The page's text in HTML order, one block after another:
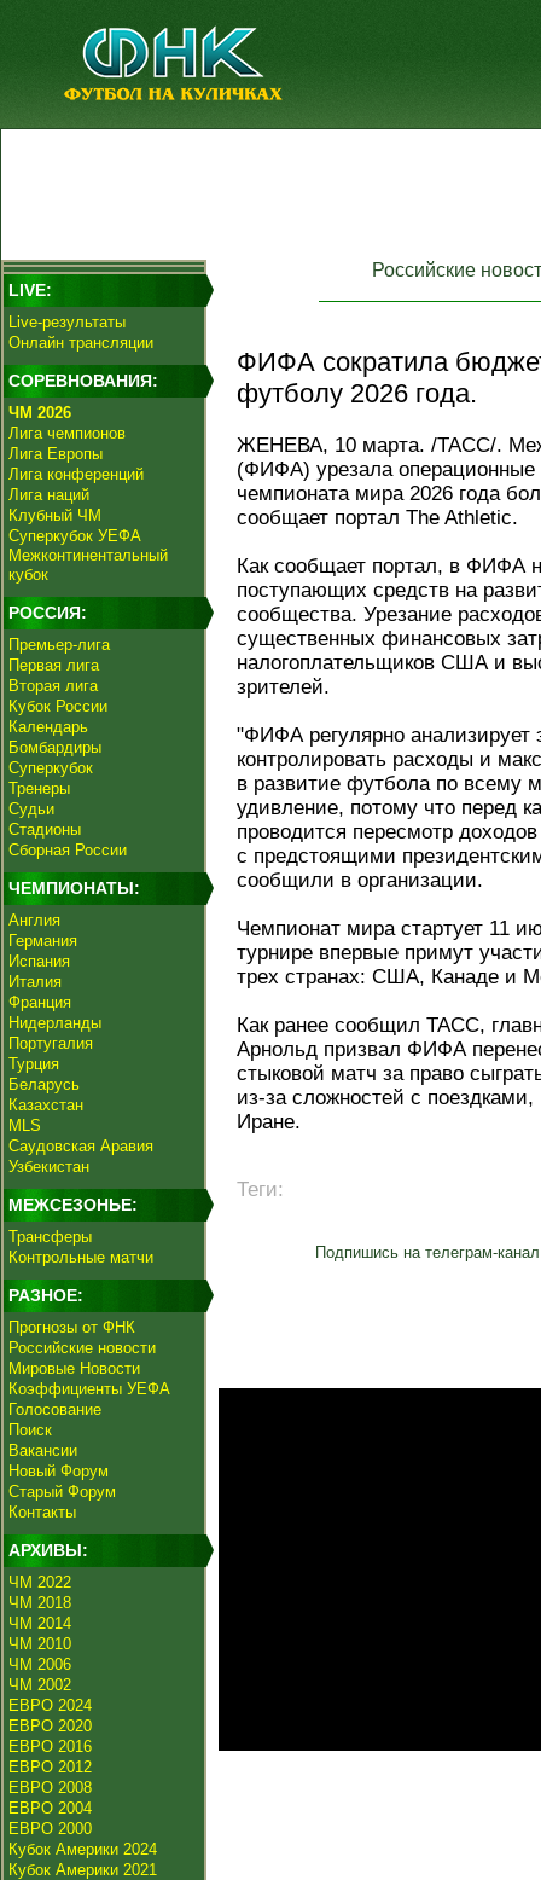
LIVE:
Live-результаты
Онлайн трансляции
СОРЕВНОВАНИЯ:
ЧМ 2026
Лига чемпионов
Лига Европы
Лига конференций
Лига наций
Клубный ЧМ
Суперкубок УЕФА
Межконтинентальный
кубок
РОССИЯ:
Премьер-лига
Первая лига
Вторая лига
Кубок России
Календарь
Бомбардиры
Суперкубок
Тренеры
Судьи
Стадионы
Сборная России
ЧЕМПИОНАТЫ:
Англия
Германия
Испания
Италия
Франция
Нидерланды
Португалия
Турция
Беларусь
Казахстан
MLS
Саудовская Аравия
Узбекистан
МЕЖСЕЗОНЬЕ:
Трансферы
Контрольные матчи
РАЗНОЕ:
Прогнозы от ФНК
Российские новости
Мировые Новости
Коэффициенты УЕФА
Голосование
Поиск
Вакансии
Новый Форум
Старый Форум
Контакты
АРХИВЫ:
ЧМ 2022
ЧМ 2018
ЧМ 2014
ЧМ 2010
ЧМ 2006
ЧМ 2002
ЕВРО 2024
ЕВРО 2020
ЕВРО 2016
ЕВРО 2012
ЕВРО 2008
ЕВРО 2004
ЕВРО 2000
Кубок Америки 2024
Кубок Америки 2021
Российские
ФИФА сократила
футболу 2026 года.
ЖЕНЕВА, 10 марта. /ТАСС/.
(ФИФА) урезала операционные
чемпионата мира 2026 года
сообщает портал The Athletic.
Как сообщает портал, в ФИФА
поступающих средств на
сообщества. Урезание
существенных финансовых
налогоплательщиков США и
зрителей.
"ФИФА регулярно
контролировать расходы и
в развитие футбола по всему
удивление, потому что перед
проводится пересмотр
с предстоящими
сообщили в организации.
Чемпионат мира стартует 11
турнире впервые примут
трех странах: США, Канаде и
Как ранее сообщил ТАСС,
Арнольд призвал ФИФА
стыковой матч за право
из-за сложностей с
Иране.
Теги:
Подпишись на телеграм-